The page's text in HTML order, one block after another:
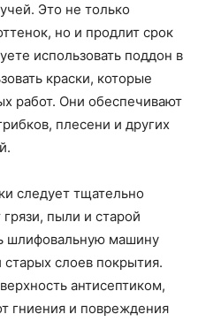
Это не только
но и продлит срок
использовать поддон в
краски, которые
работ. Они обеспечивают
плесени и других
следует тщательно
пыли и старой
шлифовальную машину
слоев покрытия.
антисептиком,
гниения и повреждения